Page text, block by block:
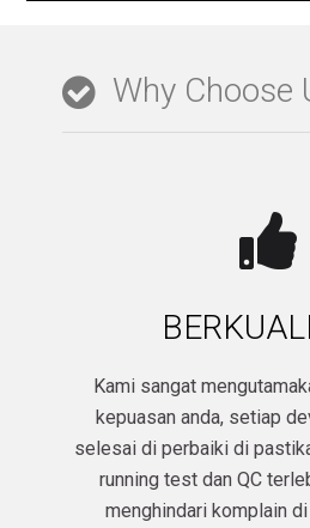
Why Choose
Kami sangat
kepuasan anda, setiap
selesai di perbaiki di
running test dan QC
menghindari komplain